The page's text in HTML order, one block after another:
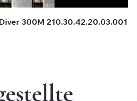
300M 210.30.42.20.03.001